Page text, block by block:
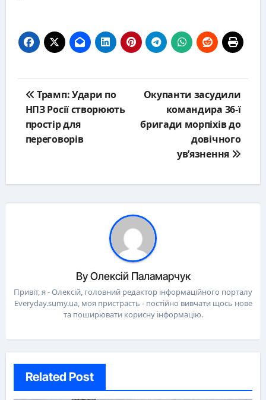
navigation
Трамп: Удари по
НПЗ Росії створюють
простір для
переговорів
Окупанти засудили
командира 36-ї
бригади морпіхів до
довічного
ув’язнення
ByОлексій Паламарчук
Привіт, я - Олексій, головний редактор інформаційного порталу
Everyday.sumy.ua, моя пристрасть - постійно вивчати щось нове
та поширювати корисну інформацію.
Related Post